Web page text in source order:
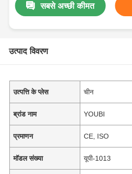
सबसे अच्छी कीमत
उत्पाद विवरण
उत्पत्ति के प्लेस चीन
ब्रांड नाम YOUBI
प्रमाणन CE, ISO
मॉडल संख्या यूपी-1013